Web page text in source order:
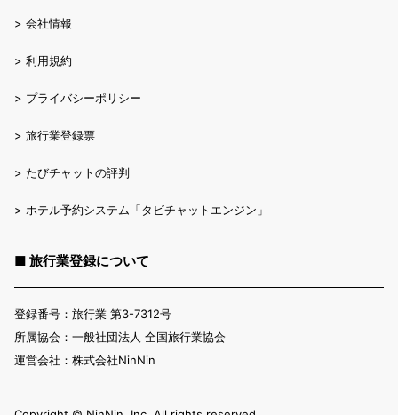
> 会社情報
> 利用規約
> プライバシーポリシー
> 旅行業登録票
> たびチャットの評判
> ホテル予約システム「タビチャットエンジン」
■ 旅行業登録について
登録番号：旅行業 第3-7312号
所属協会：一般社団法人 全国旅行業協会
運営会社：株式会社NinNin